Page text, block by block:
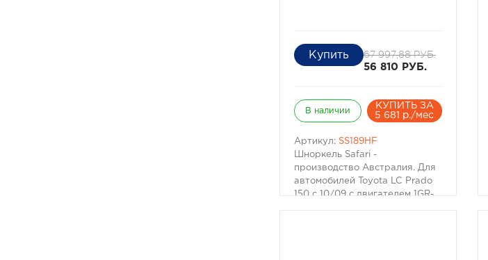
67 997,88 РУБ.
56 810 РУБ.
В наличии
КУПИТЬ ЗА
5 681 р./мес
Артикул: SS189HF
Шноркель Safari -
производство Австралия. Для
автомобилей Toyota LC Prado
150 c 10/09 с двигателем 1GR-